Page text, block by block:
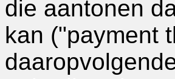
die aantonen
kan ("payment